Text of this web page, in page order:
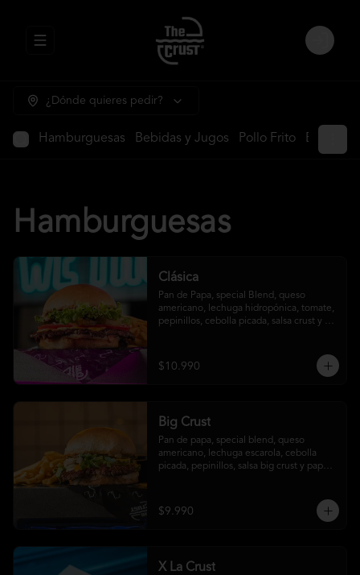
Abrir menu de navegación Login
¿Dónde quieres pedir?
Hamburguesas Bebidas y Jugos Pollo Frito
Hamburguesas
Clásica
Pan de Papa, special Blend, queso
americano, lechuga hidropónica, tomate,
pepinillos, cebolla picada, salsa crust y
$10.990
Big Crust
Pan de papa, special blend, queso
americano, lechuga escarola, cebolla
picada, pepinillos, salsa big crust y papas
$9.990
X La Crust